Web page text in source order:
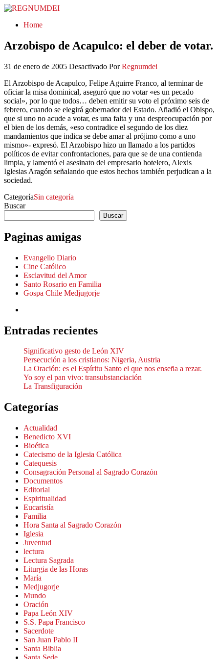
REGNUMDEI
Home
Arzobispo de Acapulco: el deber de votar.
31 de enero de 2005 Desactivado Por Regnumdei
El Arzobispo de Acapulco, Felipe Aguirre Franco, al terminar de
oficiar la misa dominical, aseguró que no votar «es un pecado
social», por lo que todos… deben emitir su voto el próximo seis de
febrero, cuando se elegirá gobernador del Estado. Añadió el Obispo,
que si uno no acude a votar, es una falta y una despreocupación por
el bien de los demás, «eso contradice el segundo de los diez
mandamientos que indica se debe amar al prójimo como a uno
mismo»- expresó. El Arzobispo hizo un llamado a los partidos
políticos de evitar confrontaciones, para que se de una contienda
limpia, y lamentó el asesinato del empresario hotelero, Alexis
Iglesias Aragón señalando que estos hechos también perjudican a la
sociedad.
CategoríaSin categoría
Buscar
Buscar
Paginas amigas
Evangelio Diario
Cine Católico
Esclavitud del Amor
Santo Rosario en Familia
Gospa Chile Medjugorje
Entradas recientes
Significativo gesto de León XIV
Persecución a los cristianos: Nigeria, Austria
La Oración: es el Espíritu Santo el que nos enseña a rezar.
Yo soy el pan vivo: transubstanciación
La Transfiguración
Categorías
Actualidad
Benedicto XVI
Bioética
Catecismo de la Iglesia Católica
Catequesis
Consagración Personal al Sagrado Corazón
Documentos
Editorial
Espiritualidad
Eucaristía
Familia
Hora Santa al Sagrado Corazón
Iglesia
Juventud
lectura
Lectura Sagrada
Liturgia de las Horas
María
Medjugorje
Mundo
Oración
Papa León XIV
S.S. Papa Francisco
Sacerdote
San Juan Pablo II
Santa Biblia